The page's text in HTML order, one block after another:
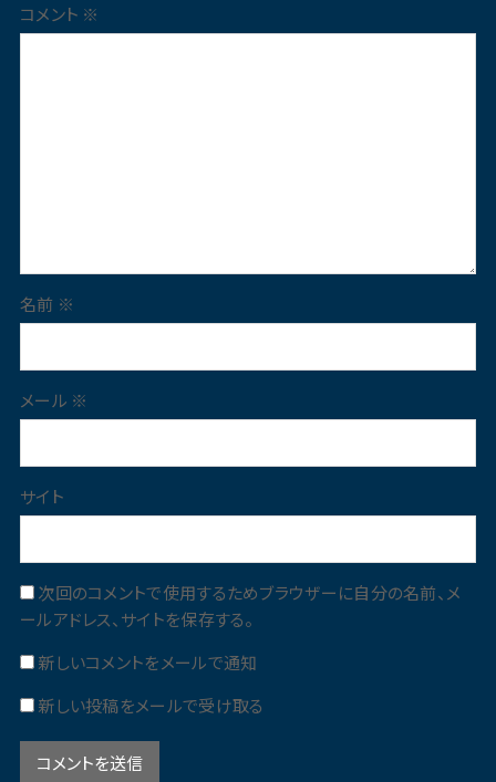
コメント ※
名前 ※
メール ※
サイト
次回のコメントで使用するためブラウザーに自分の名前、メ
ールアドレス、サイトを保存する。
新しいコメントをメールで通知
新しい投稿をメールで受け取る